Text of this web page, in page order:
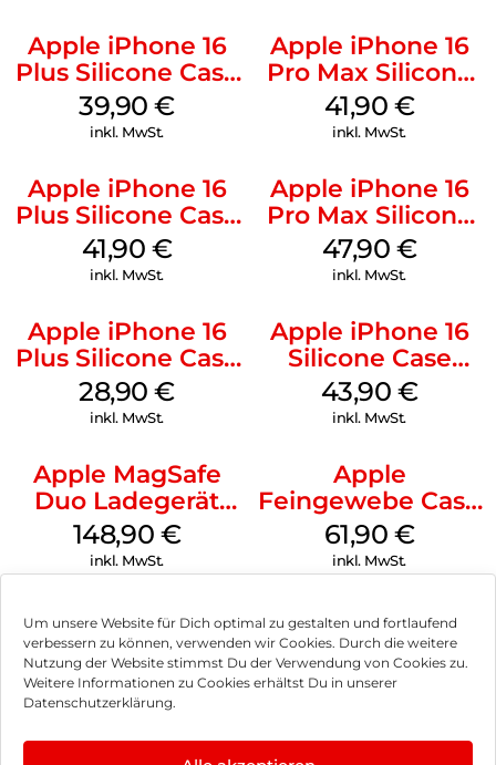
Um unsere Website für Dich optimal zu gestalten und fortlaufend
verbessern zu können, verwenden wir Cookies. Durch die weitere
Nutzung der Website stimmst Du der Verwendung von Cookies zu.
Weitere Informationen zu Cookies erhältst Du in unserer
Datenschutzerklärung.
Apple iPhone 16
Plus Silicone Case
MagSafe Plum
39,90€
inkl. MwSt.
Apple iPhone 16
Pro Max Silicone
Case MagSafe
Ultramarine
41,90 €
inkl. MwSt.
Apple iPhone 16
Plus Silicone Case
MagSafe Stone
Gray
41,90 €
inkl. MwSt.
Apple iPhone 16
Pro Max Silicone
Case MagSafe
Black
47,90 €
inkl. MwSt.
Apple iPhone 16
Plus Silicone Case
MagSafe Black
28,90€
inkl. MwSt.
Apple iPhone 16
Silicone Case
MagSafe Plum
43,90 €
inkl. MwSt.
Apple MagSafe
Duo Ladegerät
Weiß
148,90 €
inkl. MwSt.
Apple
Feingewebe Case
iPhone 15 Pro
MagSafe Schwarz
61,90 €
inkl. MwSt.
Impressum